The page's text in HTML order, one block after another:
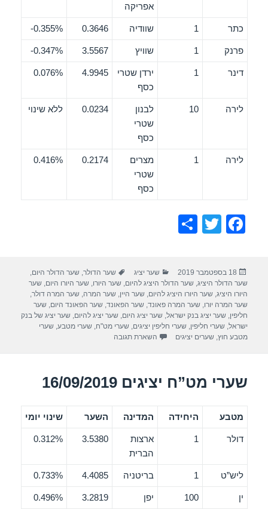
אפריקה
כתר 1 שוודיה 0.3646
0.355%-
פרנק 1 שוויץ 3.5567
0.347%-
דינר 1
ירדן שטרי
כסף
4.9945
0.076%
לירה 10
לבנון
שטרי
כסף
0.0234 ללא שינוי
לירה 1
מצרים
שטרי
כסף
0.2174
0.416%
F
e
b
o
o
T
er
e
פורסם
בתאריך
18 בספטמבר 2019 קטגוריות
שער יציג תגיות
שער הדולר,שער הדולר היום,
שער הדולר היציג,שער הדולר היציג להיום,שער היורו,שער היורו היום,שער
היורו היציג,שער היורו היציג להיום,שער היין,שער המרה,שער המרה דולר,
שער המרה יורו,שער המרה פאונד,שער הפאונד,שער הפאונד היום,שער
חליפין,שער יציג בנק ישראל,שער יציג היום,שער יציג להיום,שער יציג של בנק
ישראל,שערי חליפין,שערי חליפין יציגים,שערי מט"ח,שערי מטבע,שערי
מטבע חוץ,שערים יציגים השארת תגובה
שערי מט”ח יציגים 16/09/2019
מטבע היחידה המדינה השער שינוי יומי
דולר 1
ארצות
הברית
3.5380
0.312%
ליש”ט 1 בריטניה 4.4085
0.733%
ין 100 יפן 3.2819
0.496%